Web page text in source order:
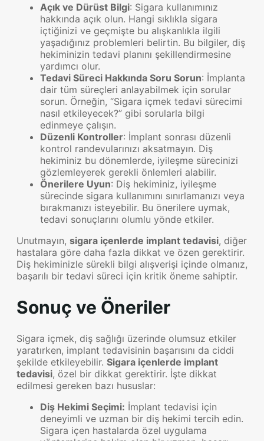
Açık ve Dürüst Bilgi: Sigara kullanımınız
hakkında açık olun. Hangi sıklıkla sigara
içtiğinizi ve geçmişte bu alışkanlıkla ilgili
yaşadığınız problemleri belirtin. Bu bilgiler, diş
hekiminizin tedavi planını şekillendirmesine
yardımcı olur.
Tedavi Süreci Hakkında Soru Sorun: İmplanta
dair tüm süreçleri anlayabilmek için sorular
sorun. Örneğin, “Sigara içmek tedavi sürecimi
nasıl etkileyecek?” gibi sorularla bilgi
edinmeye çalışın.
Düzenli Kontroller: İmplant sonrası düzenli
kontrol randevularınızı aksatmayın. Diş
hekiminiz bu dönemlerde, iyileşme sürecinizi
gözlemleyerek gerekli önlemleri alabilir.
Önerilere Uyun: Diş hekiminiz, iyileşme
sürecinde sigara kullanımını sınırlamanızı veya
bırakmanızı isteyebilir. Bu önerilere uymak,
tedavi sonuçlarını olumlu yönde etkiler.
Unutmayın, sigara içenlerde implant tedavisi, diğer
hastalara göre daha fazla dikkat ve özen gerektirir.
Diş hekiminizle sürekli bilgi alışverişi içinde olmanız,
başarılı bir tedavi süreci için kritik öneme sahiptir.
Sonuç ve Öneriler
Sigara içmek, diş sağlığı üzerinde olumsuz etkiler
yaratırken, implant tedavisinin başarısını da ciddi
şekilde etkileyebilir. Sigara içenlerde implant
tedavisi, özel bir dikkat gerektirir. İşte dikkat
edilmesi gereken bazı hususlar:
Diş Hekimi Seçimi: İmplant tedavisi için
deneyimli ve uzman bir diş hekimi tercih edin.
Sigara içen hastalarda özel uygulama